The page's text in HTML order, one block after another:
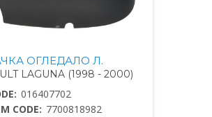
ОГЛЕДАЛО Л.
LAGUNA (1998 - 2000)
016407702
CODE: 7700818982